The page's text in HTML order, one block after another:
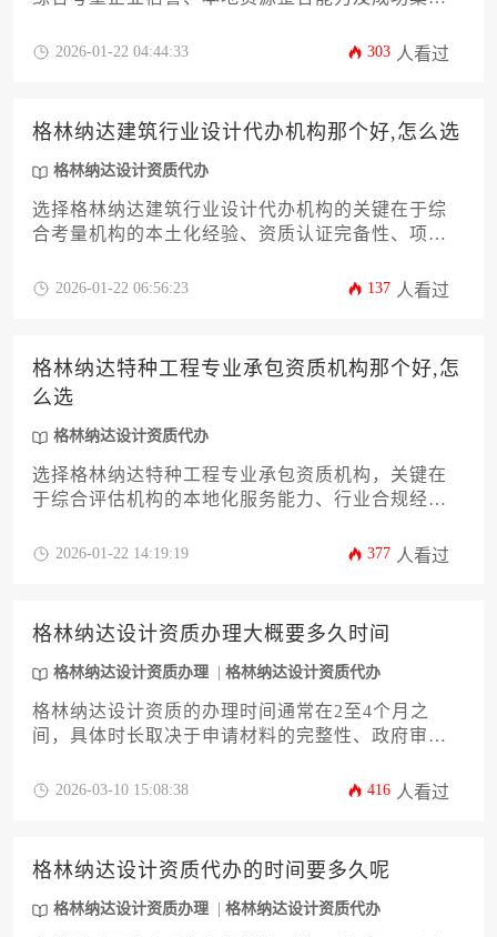
度理解与政商网络优势，同时提供从资质申请到项
2026-01-22 04:44:33 303 人看过
格林纳达建筑行业设计代办机构那个好,怎么选
格林纳达设计资质代办
选择格林纳达建筑行业设计代办机构的关键在于综
合考量机构的本土化经验、资质认证完备性、项目
拥有实体团队、熟悉加勒比地区建筑规范，且能提
策。
2026-01-22 06:56:23 137 人看过
格林纳达特种工程专业承包资质机构那个好,怎
么选
格林纳达设计资质代办
选择格林纳达特种工程专业承包资质机构，关键在
于综合评估机构的本地化服务能力、行业合规经验
验、客户口碑调研三维度筛选，优先选择具备跨境
2026-01-22 14:19:19 377 人看过
格林纳达设计资质办理大概要多久时间
格林纳达设计资质办理 格林纳达设计资质代办
格林纳达设计资质的办理时间通常在2至4个月之
间，具体时长取决于申请材料的完整性、政府审核
质标准确认、文件准备、递交审核及最终批复等多
2026-03-10 15:08:38 416 人看过
格林纳达设计资质代办的时间要多久呢
格林纳达设计资质办理 格林纳达设计资质代办